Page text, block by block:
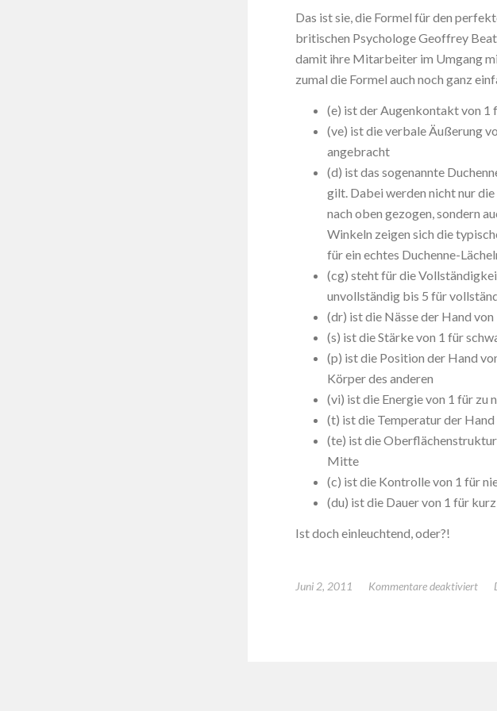
Das ist sie, die Formel für den
britischen Psychologe Geoffrey
damit ihre Mitarbeiter im Umgang
zumal die Formel auch noch ganz
(e) ist der Augenkontakt von
(ve) ist die verbale Äußerung
angebracht
(d) ist das sogenannte
gilt. Dabei werden nicht nur
nach oben gezogen, sondern
Winkeln zeigen sich die
für ein echtes Duchenne-
(cg) steht für die
unvollständig bis 5 für
(dr) ist die Nässe der Hand
(s) ist die Stärke von 1 für
(p) ist die Position der Hand
Körper des anderen
(vi) ist die Energie von 1 für
(t) ist die Temperatur der
(te) ist die
Mitte
(c) ist die Kontrolle von 1 für
(du) ist die Dauer von 1 für
Ist doch einleuchtend, oder?!
Juni 2, 2011 Kommentare deaktiviertfür